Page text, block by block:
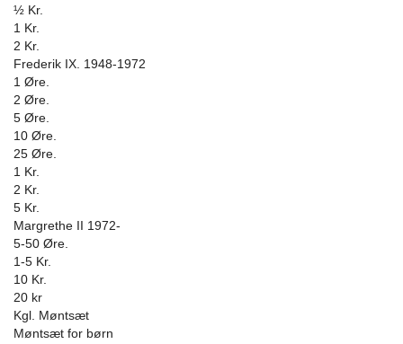
½ Kr.
1 Kr.
2 Kr.
Frederik IX. 1948-1972
1 Øre.
2 Øre.
5 Øre.
10 Øre.
25 Øre.
1 Kr.
2 Kr.
5 Kr.
Margrethe II 1972-
5-50 Øre.
1-5 Kr.
10 Kr.
20 kr
Kgl. Møntsæt
Møntsæt for børn